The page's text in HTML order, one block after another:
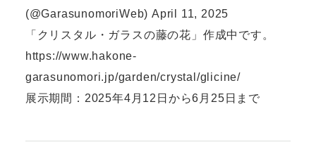
(@GarasunomoriWeb)April 11, 2025
「クリスタル・ガラスの藤の花」作成中です。
https://www.hakone-
garasunomori.jp/garden/crystal/glicine/
展示期間：2025年4月12日から6月25日まで